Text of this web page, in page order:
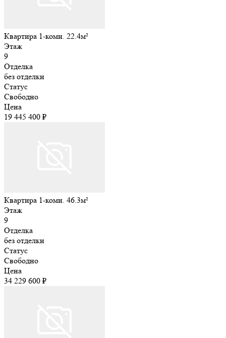
Квартира 1-комн. 22.4м²
Этаж
9
Отделка
без отделки
Статус
Свободно
Цена
19 445 400 ₽
Квартира 1-комн. 46.3м²
Этаж
9
Отделка
без отделки
Статус
Свободно
Цена
34 229 600 ₽